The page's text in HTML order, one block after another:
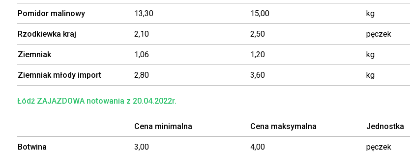
Pomidor malinowy 13,30 15,00 kg
Rzodkiewka kraj 2,10 2,50 pęczek
Ziemniak 1,06 1,20 kg
Ziemniak młody import 2,80 3,60 kg
Łódź ZAJAZDOWA notowania z 20.04.2022r.
Cena minimalna Cena maksymalna Jednostka
Botwina 3,00 4,00 pęczek